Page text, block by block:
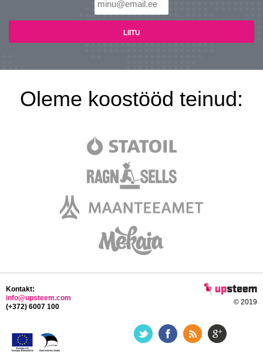
Oleme koostööd teinud:
© 2019
Kontakt:
info@upsteem.com
(+372) 6007 100